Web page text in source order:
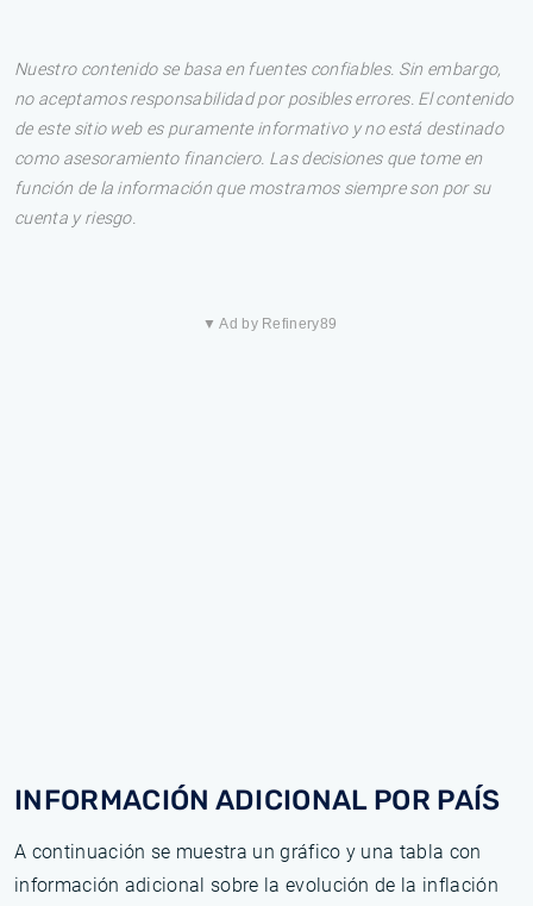
Nuestro contenido se basa en fuentes confiables. Sin embargo,
no aceptamos responsabilidad por posibles errores. El contenido
de este sitio web es puramente informativo y no está destinado
como asesoramiento financiero. Las decisiones que tome en
función de la información que mostramos siempre son por su
cuenta y riesgo.
▼ Ad by Refinery89
INFORMACIÓN ADICIONAL POR PAÍS
A continuación se muestra un gráfico y una tabla con
información adicional sobre la evolución de la inflación